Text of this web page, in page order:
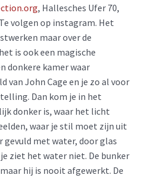
, Hallesches Ufer 70,
volgen op instagram. Het
maar over de
is ook een magische
donkere kamer waar
van John Cage en je zo al voor
Dan kom je in het
donker is, waar het licht
waar je stil moet zijn uit
gevuld met water, door glas
ziet het water niet. De bunker
hij is nooit afgewerkt. De